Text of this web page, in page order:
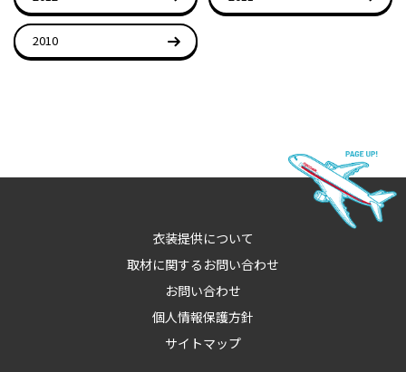
2010
衣装提供について
取材に関するお問い合わせ
お問い合わせ
個人情報保護方針
サイトマップ